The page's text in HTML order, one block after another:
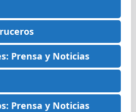
Prensa y Noticias
Prensa y Noticias